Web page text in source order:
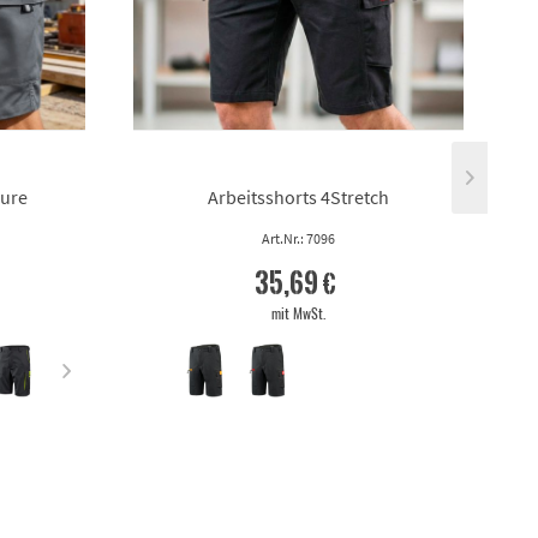
Arbeitsshorts 4Stretch
Art.Nr.: 7096
35,69 €
mit MwSt.